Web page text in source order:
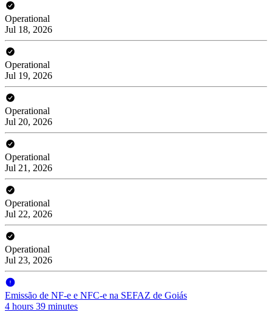
Operational
Jul 18, 2026
Operational
Jul 19, 2026
Operational
Jul 20, 2026
Operational
Jul 21, 2026
Operational
Jul 22, 2026
Operational
Jul 23, 2026
Emissão de NF-e e NFC-e na SEFAZ de Goiás
4 hours 39 minutes